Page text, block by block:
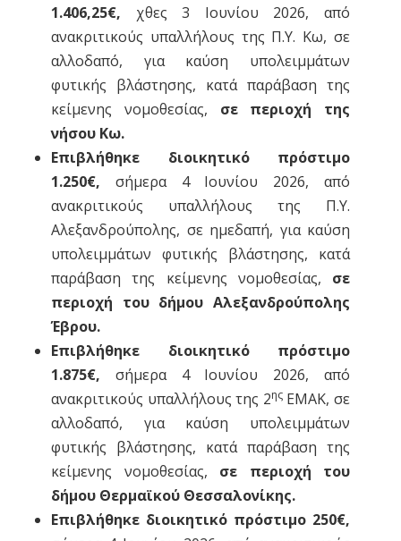
1.406,25€, χθες 3 Ιουνίου 2026, από
ανακριτικούς υπαλλήλους της Π.Υ. Κω, σε
αλλοδαπό, για καύση υπολειμμάτων
φυτικής βλάστησης, κατά παράβαση της
κείμενης νομοθεσίας, σε περιοχή της
νήσου Κω.
Επιβλήθηκε διοικητικό πρόστιμο
1.250€, σήμερα 4 Ιουνίου 2026, από
ανακριτικούς υπαλλήλους της Π.Υ.
Αλεξανδρούπολης, σε ημεδαπή, για καύση
υπολειμμάτων φυτικής βλάστησης, κατά
παράβαση της κείμενης νομοθεσίας, σε
περιοχή του δήμου Αλεξανδρούπολης
Έβρου.
Επιβλήθηκε διοικητικό πρόστιμο
1.875€, σήμερα 4 Ιουνίου 2026, από
ανακριτικούς υπαλλήλους της 2ηςΕΜΑΚ, σε
αλλοδαπό, για καύση υπολειμμάτων
φυτικής βλάστησης, κατά παράβαση της
κείμενης νομοθεσίας, σε περιοχή του
δήμου Θερμαϊκού Θεσσαλονίκης.
Επιβλήθηκε διοικητικό πρόστιμο 250€,